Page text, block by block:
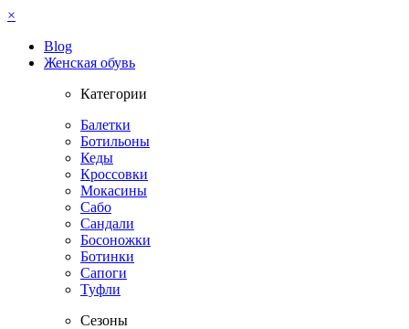
×
Blog
Женская обувь
Категории
Балетки
Ботильоны
Кеды
Кроссовки
Мокасины
Сабо
Сандали
Босоножки
Ботинки
Сапоги
Туфли
Сезоны